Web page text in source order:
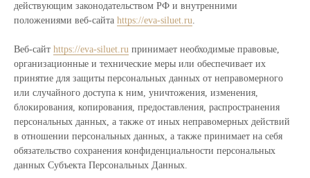
действующим законодательством РФ и внутренними
положениями веб-сайта https://eva-siluet.ru.
Веб-сайт https://eva-siluet.ru принимает необходимые правовые,
организационные и технические меры или обеспечивает их
принятие для защиты персональных данных от неправомерного
или случайного доступа к ним, уничтожения, изменения,
блокирования, копирования, предоставления, распространения
персональных данных, а также от иных неправомерных действий
в отношении персональных данных, а также принимает на себя
обязательство сохранения конфиденциальности персональных
данных Субъекта Персональных Данных.